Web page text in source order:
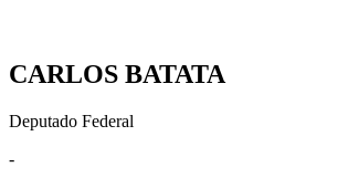
CARLOS BATATA
Deputado Federal
-